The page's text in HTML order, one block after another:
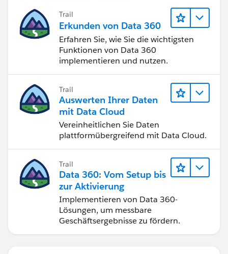
Trail
Erkunden von Data 360
Erfahren Sie, wie Sie die wichtigsten
Funktionen von Data 360
implementieren und nutzen.
Trail
Auswerten Ihrer Daten
mit Data Cloud
Vereinheitlichen Sie Daten
plattformübergreifend mit Data Cloud.
Trail
Data 360: Vom Setup bis
zur Aktivierung
Implementieren von Data 360-
Lösungen, um messbare
Geschäftsergebnisse zu fördern.